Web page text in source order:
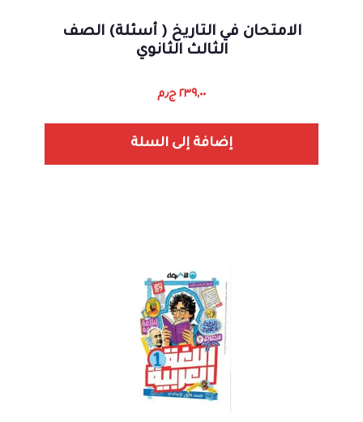
الامتحان في التاريخ ( أسئلة) الصف
الثالث الثانوي
٢٣٩,٠٠ ج٫م
إضافة إلى السلة